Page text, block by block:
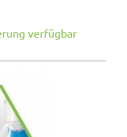
verfügbar